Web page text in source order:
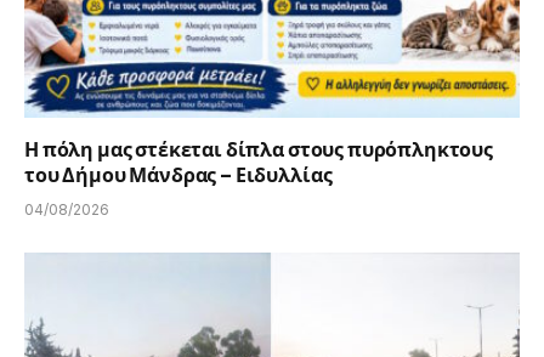
Η πόλη μας στέκεται δίπλα στους πυρόπληκτους
του Δήμου Μάνδρας – Ειδυλλίας
04/08/2026